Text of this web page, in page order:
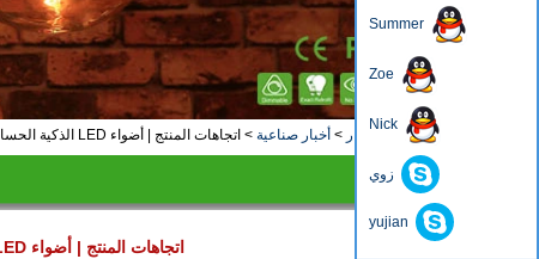
4
منزل، بيت أخبار > أخبار صناعية > اتجاهات المنتج | أضواء LED الذكية الحساسة للصوت ، المنتج المحتمل لعام 2020
أخبار
اتجاهات المنتج | أضواء LED الذكية الحساسة للصوت ، المنتج المحتمل لعام 2020
زوي